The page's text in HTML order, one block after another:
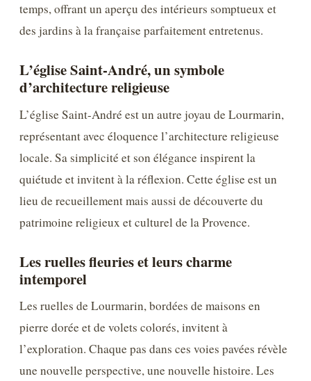
temps, offrant un aperçu des intérieurs somptueux et
des jardins à la française parfaitement entretenus.
L’église Saint-André, un symbole
d’architecture religieuse
L’église Saint-André est un autre joyau de Lourmarin,
représentant avec éloquence l’architecture religieuse
locale. Sa simplicité et son élégance inspirent la
quiétude et invitent à la réflexion. Cette église est un
lieu de recueillement mais aussi de découverte du
patrimoine religieux et culturel de la Provence.
Les ruelles fleuries et leurs charme
intemporel
Les ruelles de Lourmarin, bordées de maisons en
pierre dorée et de volets colorés, invitent à
l’exploration. Chaque pas dans ces voies pavées révèle
une nouvelle perspective, une nouvelle histoire. Les